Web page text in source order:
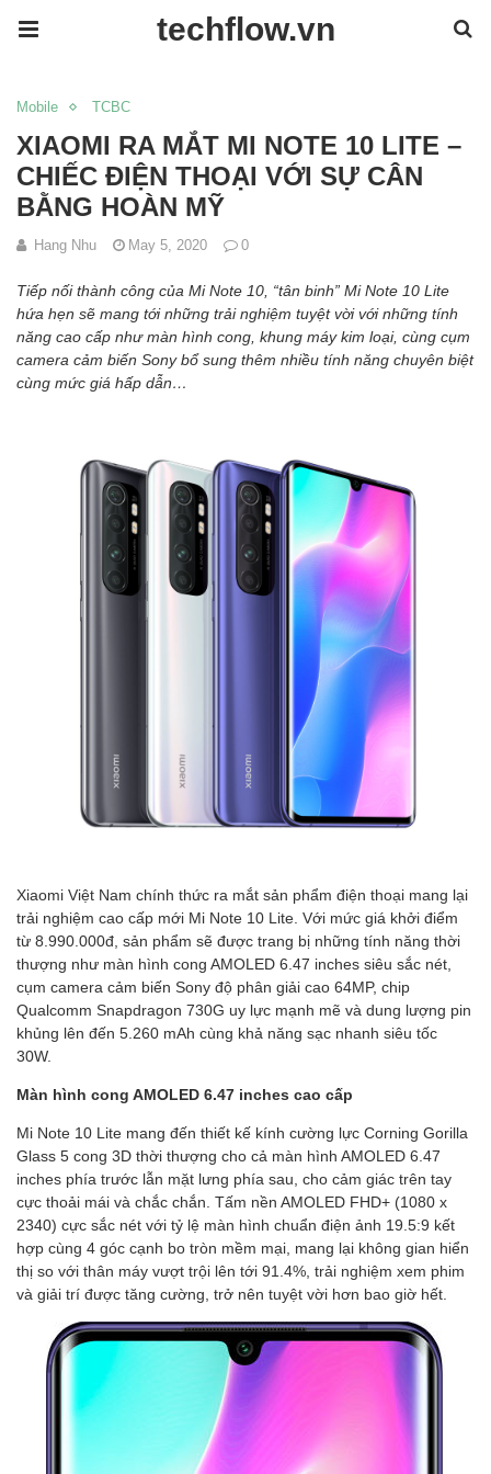
techflow.vn
Mobile TCBC
XIAOMI RA MẮT MI NOTE 10 LITE –
CHIẾC ĐIỆN THOẠI VỚI SỰ CÂN
BẰNG HOÀN MỸ
Hang Nhu May 5, 2020 0
Tiếp nối thành công của Mi Note 10, “tân binh” Mi Note 10 Lite
hứa hẹn sẽ mang tới những trải nghiệm tuyệtvời với những tính
năng cao cấp như màn hình cong , khung máy kim loại, cùng cụm
camera cảm biến Sony bổ sung thêm nhiều tính năng chuyên biệt
cùng mức giá hấp dẫn…
Xiaomi Việt Nam chính thức ra mắt sản phẩm điện thoại mang lại
trải nghiệm cao cấp mới Mi Note 10 Lite. Với mức giá khởi điểm
từ 8.990.000đ, sản phẩm sẽ được trang bị những tính năng thời
thượng như màn hình cong AMOLED 6.47 inches siêu sắc nét,
cụm camera cảm biến Sony độ phân giải cao 64MP, chip
Qualcomm Snapdragon 730G uy lực mạnh mẽ và dung lượng pin
khủng lên đến 5.260 mAh cùng khả năng sạc nhanh siêu tốc
30W.
Màn hình cong AMOLED 6.47 inches cao cấp
Mi Note 10 Lite mang đến thiết kế kính cường lực Corning Gorilla
Glass 5 cong 3D thời thượng cho cả màn hình AMOLED 6.47
inches phía trước lẫn mặt lưng phía sau, cho cảm giác trên tay
cực thoải mái và chắc chắn. Tấm nền AMOLED FHD+ (1080 x
2340) cực sắc nét với tỷ lệ màn hình chuẩn điện ảnh 19.5:9 kết
hợp cùng 4 góc cạnh bo tròn mềm mại, mang lại không gian hiển
thị so với thân máy vượt trội lên tới 91.4%, trải nghiệm xem phim
và giải trí được tăng cường, trở nên tuyệt vời hơn bao giờ hết.